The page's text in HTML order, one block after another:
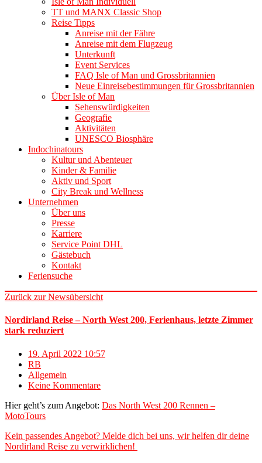
TT und MANX Classic Shop
Reise Tipps
Anreise mit der Fähre
Anreise mit dem Flugzeug
Unterkunft
Event Services
FAQ Isle of Man und Grossbritannien
Neue Einreisebestimmungen für Grossbritannien
Über Isle of Man
Sehenswürdigkeiten
Geografie
Aktivitäten
UNESCO Biosphäre
Indochinatours
Kultur und Abenteuer
Kinder & Familie
Aktiv und Sport
City Break und Wellness
Unternehmen
Über uns
Presse
Karriere
Service Point DHL
Gästebuch
Kontakt
Feriensuche
Zurück zur Newsübersicht
Nordirland Reise – North West 200, Ferienhaus, letzte Zimmer
stark reduziert
19. April 2022 10:57
RB
Allgemein
Keine Kommentare
Hier geht’s zum Angebot: Das North West 200 Rennen –
MotoTours
Kein passendes Angebot? Melde dich bei uns, wir helfen dir deine
Nordirland Reise zu verwirklichen!